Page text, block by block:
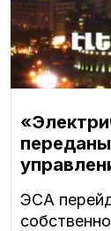
ЭСА